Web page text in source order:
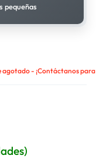
pequeñas
agotado - ¡Contáctanos